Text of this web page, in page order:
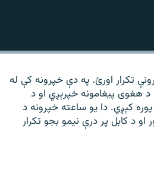
تکرار اورئ. په دې خپرونه کې له
د هغوی پیغامونه خپرېږي او د
کېږي. دا یو ساعته خپرونه د
د کابل پر درې نیمو بجو تکرار